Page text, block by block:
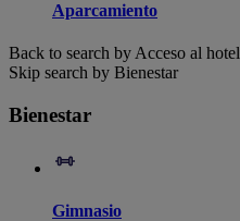
Aparcamiento
Back to search by Acceso al hotel
Skip search by Bienestar
Bienestar
Gimnasio